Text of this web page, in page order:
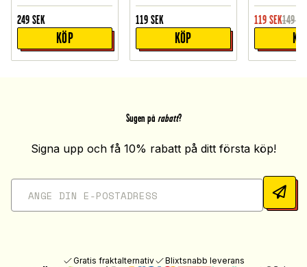
249 SEK
KÖP
119 SEK
KÖP
119 SEK149
Sugen på rabatt?
Signa upp och få 10% rabatt på ditt första köp!
Gratis fraktalternativ Blixtsnabb leverans